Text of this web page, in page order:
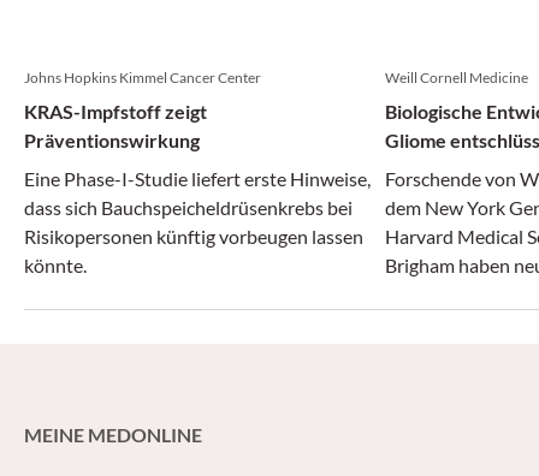
Johns Hopkins Kimmel Cancer Center
KRAS-Impfstoff zeigt
Präventionswirkung
Eine Phase-I-Studie liefert erste Hinweise,
dass sich Bauchspeicheldrüsenkrebs bei
Risikopersonen künftig vorbeugen lassen
könnte.
Weill Cornell Medicine
Biologische
Gliome
Forschende von
dem New York
Harvard Medical
Brigham haben
MEINE MEDONLINE